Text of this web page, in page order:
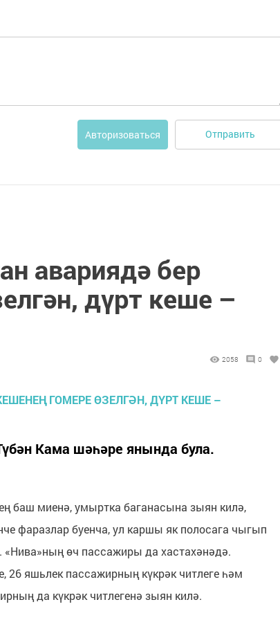
Авторизоваться Отправить
авариядә бер
дүрт кеше –
2058 0
Кама шәһәре янында була.
баш миенә, умыртка баганасына зыян килә,
фаразлар буенча, ул каршы як полосага чыгып
өч пассажиры да хастахәнәдә.
26 яшьлек пассажирның күкрәк читлеге һәм
да күкрәк читлегенә зыян килә.